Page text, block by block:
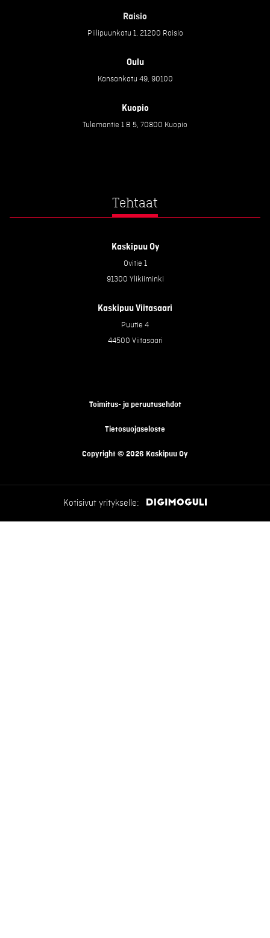
Raisio
Piilipuunkatu 1, 21200 Raisio
Oulu
Kansankatu 49, 90100
Kuopio
Tulemantie 1 B 5, 70800 Kuopio
Tehtaat
Kaskipuu Oy
Ovitie 1
91300 Ylikiiminki
Kaskipuu Viitasaari
Puutie 4
44500 Viitasaari
Copyright © 2026 Kaskipuu Oy
Tietosuojaseloste
Toimitus- ja peruutusehdot
Kotisivut yritykselle: